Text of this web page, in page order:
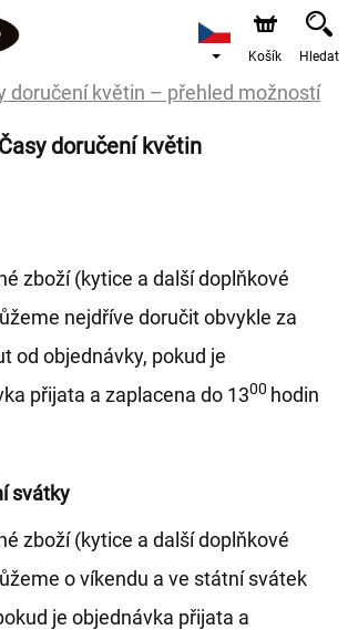
Košík Hledat
doručení květin – přehled možností
Časy doručení květin
zboží (kytice a další doplňkové
nejdříve doručit obvykle za
od objednávky, pokud je
přijata a zaplacena do 1300 hodin
svátky
zboží (kytice a další doplňkové
o víkendu a ve státní svátek
je objednávka přijata a